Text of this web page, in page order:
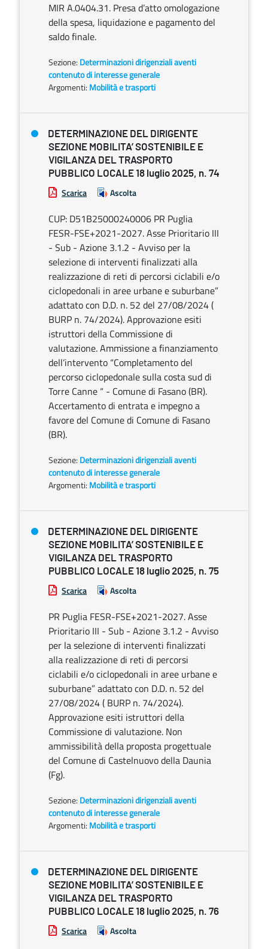
MIR A.0404.31. Presa d’atto omologazione
della spesa, liquidazione e pagamento del
saldo finale.
Sezione: Determinazioni dirigenziali aventi
contenuto di interesse generale
Argomenti: Mobilità e trasporti
DETERMINAZIONE DEL DIRIGENTE
SEZIONE MOBILITA’ SOSTENIBILE E
VIGILANZA DEL TRASPORTO
PUBBLICO LOCALE 18 luglio 2025, n. 74
Scarica Ascolta
CUP: D51B25000240006 PR Puglia
FESR-FSE+2021-2027. Asse Prioritario III
- Sub - Azione 3.1.2 - Avviso per la
selezione di interventi finalizzati alla
realizzazione di reti di percorsi ciclabili e/o
ciclopedonali in aree urbane e suburbane”
adattato con D.D. n. 52 del 27/08/2024 (
BURP n. 74/2024). Approvazione esiti
istruttori della Commissione di
valutazione. Ammissione a finanziamento
dell’intervento “Completamento del
percorso ciclopedonale sulla costa sud di
Torre Canne “ - Comune di Fasano (BR).
Accertamento di entrata e impegno a
favore del Comune di Comune di Fasano
(BR).
Sezione: Determinazioni dirigenziali aventi
contenuto di interesse generale
Argomenti: Mobilità e trasporti
DETERMINAZIONE DEL DIRIGENTE
SEZIONE MOBILITA’ SOSTENIBILE E
VIGILANZA DEL TRASPORTO
PUBBLICO LOCALE 18 luglio 2025, n. 75
Scarica Ascolta
PR Puglia FESR-FSE+2021-2027. Asse
Prioritario III - Sub - Azione 3.1.2 - Avviso
per la selezione di interventi finalizzati
alla realizzazione di reti di percorsi
ciclabili e/o ciclopedonali in aree urbane e
suburbane” adattato con D.D. n. 52 del
27/08/2024 ( BURP n. 74/2024).
Approvazione esiti istruttori della
Commissione di valutazione. Non
ammissibilità della proposta progettuale
del Comune di Castelnuovo della Daunia
(Fg).
Sezione: Determinazioni dirigenziali aventi
contenuto di interesse generale
Argomenti: Mobilità e trasporti
DETERMINAZIONE DEL DIRIGENTE
SEZIONE MOBILITA’ SOSTENIBILE E
VIGILANZA DEL TRASPORTO
PUBBLICO LOCALE 18 luglio 2025, n. 76
Scarica Ascolta